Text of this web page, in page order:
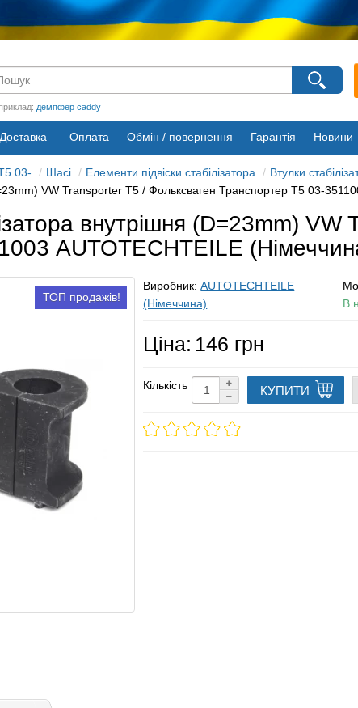
демпфер caddy
Доставка Оплата Обмін / повернення Гарантія Новини
03- Шасі Елементи підвіски стабілізатора Втулки
VW Transporter T5 / Фольксваген Транспортер Т5 03-
внутрішня (D=23mm)
AUTOTECHTEILE
ТОП продажів!
Виробник:AUTOTECHTEILE
(Німеччина)
В
Ціна: 146 грн
Кількість КУПИТИ